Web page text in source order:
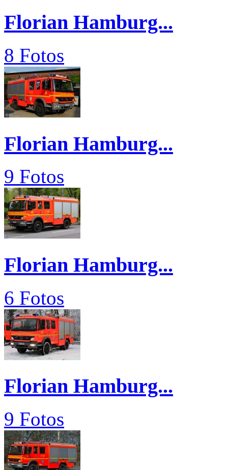
Florian Hamburg...
8 Fotos
Florian Hamburg...
9 Fotos
Florian Hamburg...
6 Fotos
Florian Hamburg...
9 Fotos